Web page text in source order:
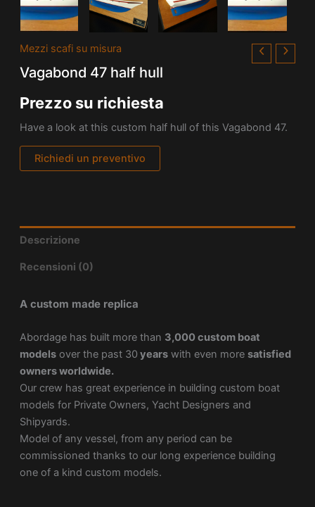
Mezzi scafi su misura
Vagabond 47 half hull
Prezzo su richiesta
Have a look at this custom half hull of this Vagabond 47.
Richiedi un preventivo
Descrizione
Recensioni (0)
A custom made replica
Abordage has built more than 3,000 custom boat
modelsover the past 30 yearswith even more satisfied
owners worldwide.
Our crew has great experience in building custom boat
models for Private Owners, Yacht Designers and
Shipyards.
Model of any vessel, from any period can be
commissioned thanks to our long experience building
one of a kind custom models.